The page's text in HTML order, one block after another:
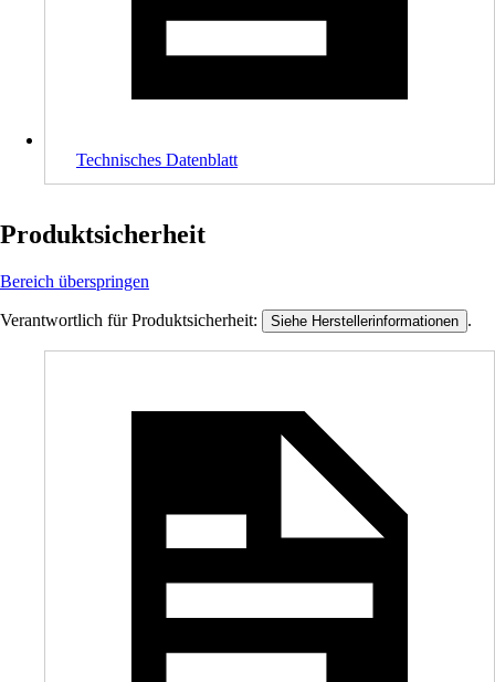
Technisches Datenblatt
Produktsicherheit
Bereich überspringen
Verantwortlich für Produktsicherheit: Siehe Herstellerinformationen .